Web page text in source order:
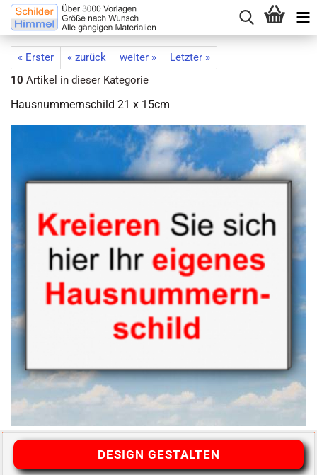
« Erster « zurück weiter »
Letzter »
10 Artikel in dieser Kategorie
Hausnummernschild 21 x 15cm
DESIGN GESTALTEN